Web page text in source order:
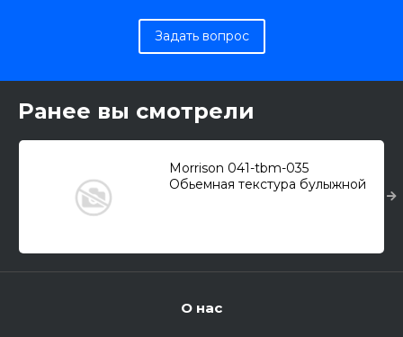
Задать вопрос
Ранее вы смотрели
Morrison 041-tbm-035
Обьемная текстура булыжной
О нас